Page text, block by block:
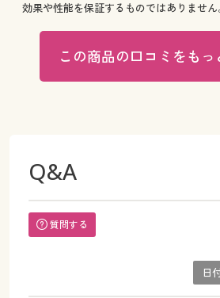
効果や性能を保証するものではありません
この商品の口コミをもっ
Q&A
質問する
日